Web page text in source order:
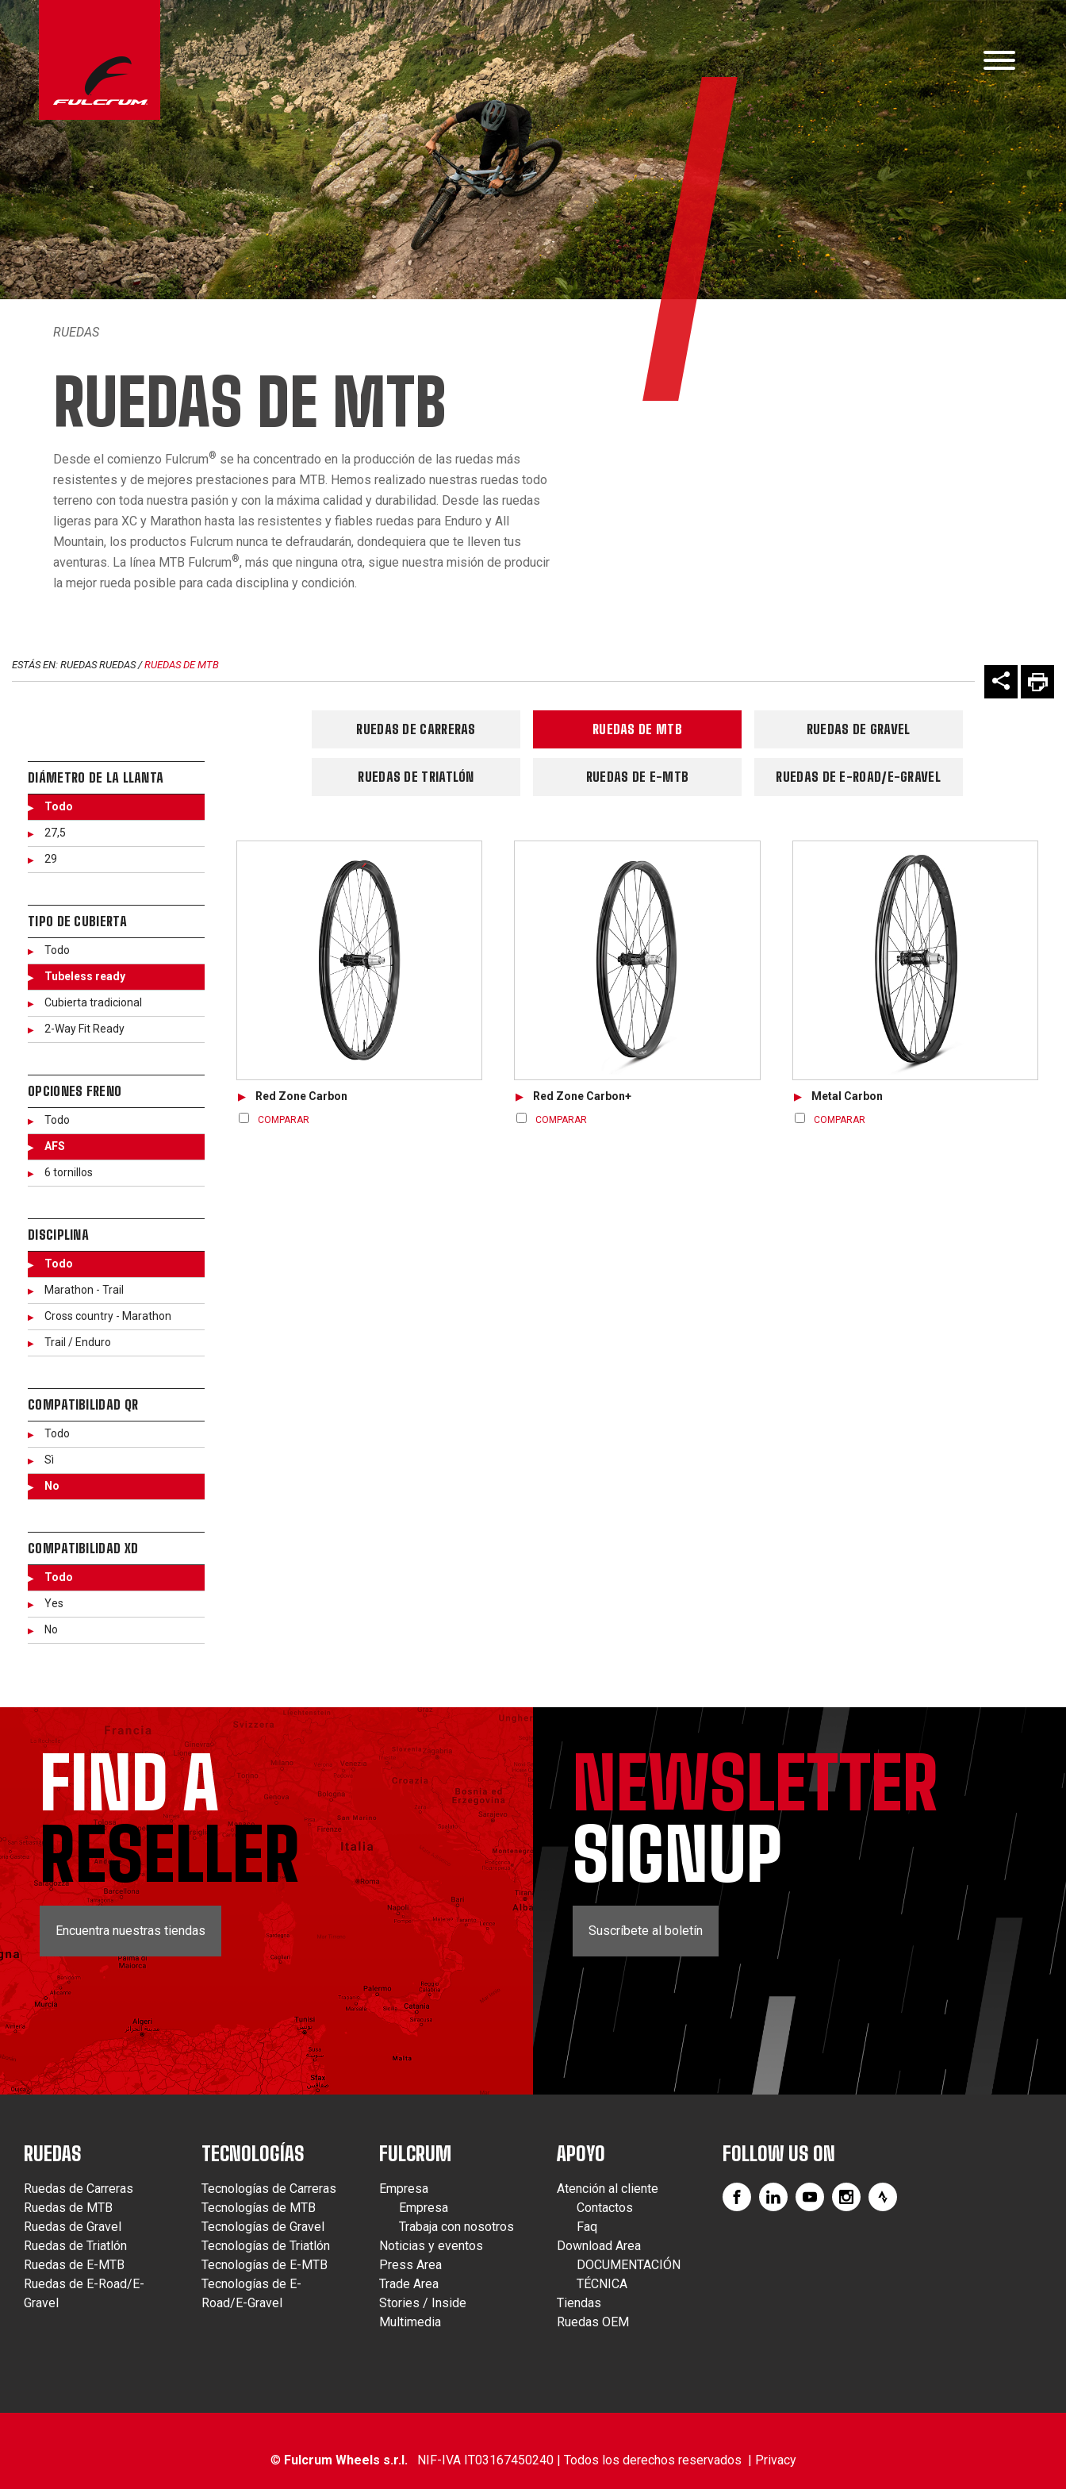
RUEDAS
RUEDAS DE MTB
Desde el comienzo Fulcrum® se ha concentrado en la producción de las ruedas más
resistentes y de mejores prestaciones para MTB. Hemos realizado nuestras ruedas todo
terreno con toda nuestra pasión y con la máxima calidad y durabilidad. Desde las ruedas
ligeras para XC y Marathon hasta las resistentes y fiables ruedas para Enduro y All
Mountain, los productos Fulcrum nunca te defraudarán, dondequiera que te lleven tus
aventuras. La línea MTB Fulcrum®, más que ninguna otra, sigue nuestra misión de producir
la mejor rueda posible para cada disciplina y condición.
ESTÁS EN: RUEDAS RUEDAS /RUEDAS DE MTB
DIÁMETRO DE LA LLANTA
Todo
27,5
29
TIPO DE CUBIERTA
Todo
Tubeless ready
Cubierta tradicional
2-Way Fit Ready
OPCIONES FRENO
Todo
AFS
6 tornillos
DISCIPLINA
Todo
Marathon - Trail
Cross country - Marathon
Trail / Enduro
COMPATIBILIDAD QR
Todo
Sì
No
COMPATIBILIDAD XD
Todo
Yes
No
RUEDAS DE CARRERAS RUEDAS DE MTB RUEDAS DE GRAVEL
RUEDAS DE TRIATLÓN RUEDAS DE E-MTB RUEDAS DE E-ROAD/E-GRAVEL
Red Zone Carbon
COMPARAR
Red Zone Carbon+
COMPARAR
Metal Carbon
COMPARAR
FIND A
RESELLER
Encuentra nuestras tiendas
NEWSLETTER
SIGNUP
Suscríbete al boletín
RUEDAS
Ruedas de Carreras
Ruedas de MTB
Ruedas de Gravel
Ruedas de Triatlón
Ruedas de E-MTB
Ruedas de E-Road/E-
Gravel
TECNOLOGÍAS
Tecnologías de Carreras
Tecnologías de MTB
Tecnologías de Gravel
Tecnologías de Triatlón
Tecnologías de E-MTB
Tecnologías de E-
Road/E-Gravel
FULCRUM
Empresa
Empresa
Trabaja con nosotros
Noticias y eventos
Press Area
Trade Area
Stories / Inside
Multimedia
APOYO
Atención al cliente
Contactos
Faq
Download Area
DOCUMENTACIÓN
TÉCNICA
Tiendas
Ruedas OEM
FOLLOW US ON
© Fulcrum Wheels s.r.l.NIF-IVA IT03167450240 | Todos los derechos reservados | Privacy